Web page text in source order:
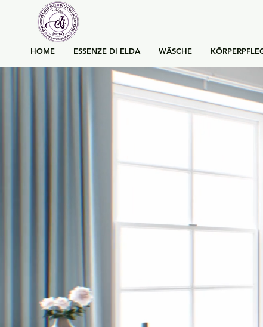
HOME ESSENZE DI ELDA WÄSCHE